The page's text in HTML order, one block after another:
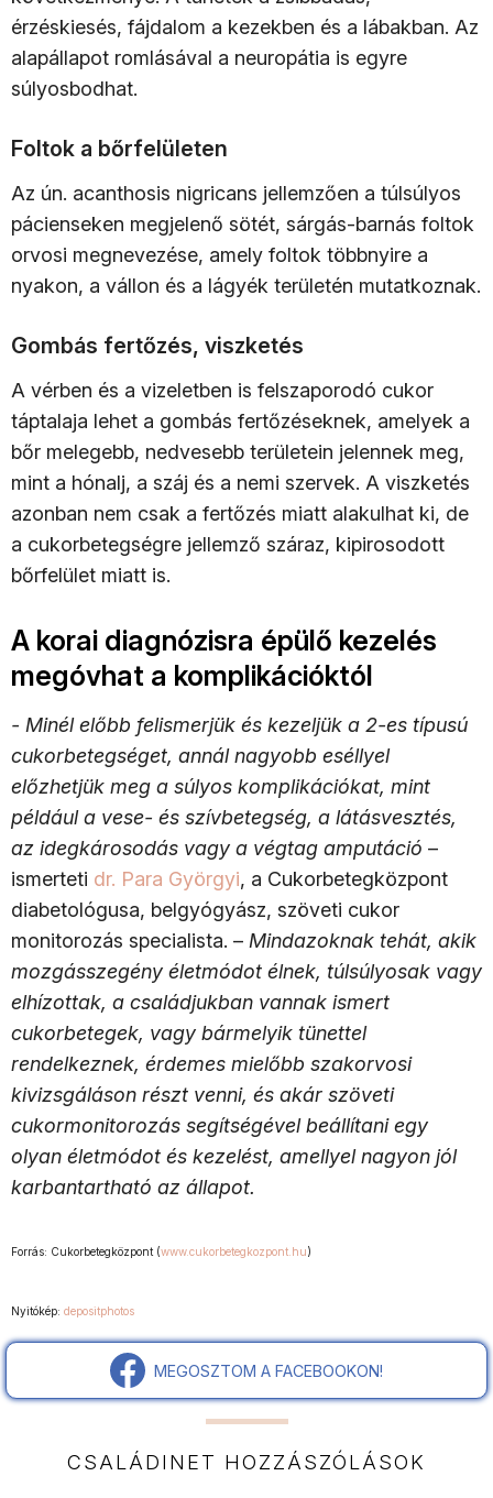
érzéskiesés, fájdalom a kezekben és a lábakban. Az
alapállapot romlásával a neuropátia is egyre
súlyosbodhat.
Foltok a bőrfelületen
Az ún. acanthosis nigricans jellemzően a túlsúlyos
pácienseken megjelenő sötét, sárgás-barnás foltok
orvosi megnevezése, amely foltok többnyire a
nyakon, a vállon és a lágyék területén mutatkoznak.
Gombás fertőzés, viszketés
A vérben és a vizeletben is felszaporodó cukor
táptalaja lehet a gombás fertőzéseknek, amelyek a
bőr melegebb, nedvesebb területein jelennek meg,
mint a hónalj, a száj és a nemi szervek. A viszketés
azonban nem csak a fertőzés miatt alakulhat ki, de
a cukorbetegségre jellemző száraz, kipirosodott
bőrfelület miatt is.
A korai diagnózisra épülő kezelés
megóvhat a komplikációktól
- Minél előbb felismerjük és kezeljük a 2-es típusú
cukorbetegséget, annál nagyobb eséllyel
előzhetjük meg a súlyos komplikációkat, mint
például a vese- és szívbetegség, a látásvesztés,
az idegkárosodás vagy a végtag amputáció –
ismerteti dr. Para Györgyi, a Cukorbetegközpont
diabetológusa, belgyógyász, szöveti cukor
monitorozás specialista. – Mindazoknak tehát, akik
mozgásszegény életmódot élnek, túlsúlyosak vagy
elhízottak, a családjukban vannak ismert
cukorbetegek, vagy bármelyik tünettel
rendelkeznek, érdemes mielőbb szakorvosi
kivizsgáláson részt venni, és akár szöveti
cukormonitorozás segítségével beállítani egy
olyan életmódot és kezelést, amellyel nagyon jól
karbantartható az állapot.
Forrás: Cukorbetegközpont (www.cukorbetegkozpont.hu)
Nyitókép: depositphotos
MEGOSZTOM A FACEBOOKON!
CSALÁDINET HOZZÁSZÓLÁSOK